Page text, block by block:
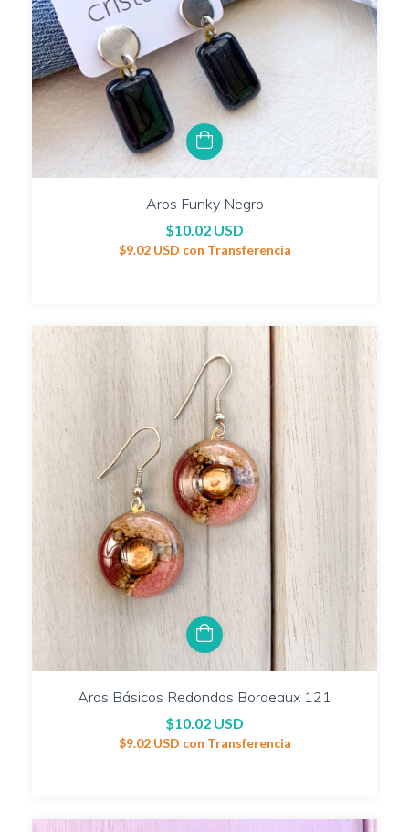
Aros Funky Negro
$10.02 USD
$9.02 USD con Transferencia
Aros Básicos Redondos Bordeaux 121
$10.02 USD
$9.02 USD con Transferencia